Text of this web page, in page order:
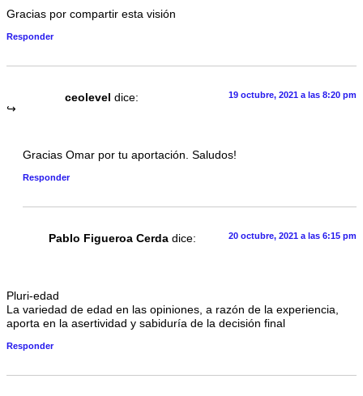
Gracias por compartir esta visión
Responder
ceolevel dice: 19 octubre, 2021 a las 8:20 pm
Gracias Omar por tu aportación. Saludos!
Responder
Pablo Figueroa Cerda dice: 20 octubre, 2021 a las 6:15 pm
Pluri-edad
La variedad de edad en las opiniones, a razón de la experiencia,
aporta en la asertividad y sabiduría de la decisión final
Responder